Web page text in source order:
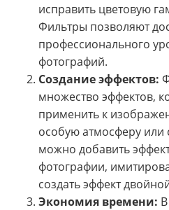
исправить цветовую
Фильтры позволяют
профессионального
фотографий.
Создание эффектов:
множество эффектов,
применить к
особую атмосферу или
можно добавить
фотографии,
создать эффект
Экономия времени: